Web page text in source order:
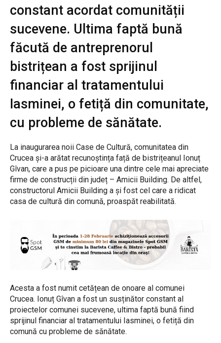
constant acordat comunității
sucevene. Ultima faptă bună
făcută de antreprenorul
bistrițean a fost sprijinul
financiar al tratamentului
Iasminei, o fetiță din comunitate,
cu probleme de sănătate.
La inaugurarea noii Case de Cultură, comunitatea din
Crucea și-a arătat recunoștința față de bistrițeanul Ionuț
Gîvan, care a pus pe picioare una dintre cele mai apreciate
firme de construcții din județ – Amicii Building. De altfel,
constructorul Amicii Building a și fost cel care a ridicat
casa de cultură din comună, proaspăt reabilitată.
Acesta a fost numit cetățean de onoare al comunei
Crucea. Ionuț Gîvan a fost un susținător constant al
proiectelor comunei sucevene, ultima faptă bună fiind
sprijinul financiar al tratamentului Iasminei, o fetiță din
comună cu probleme de sănătate.